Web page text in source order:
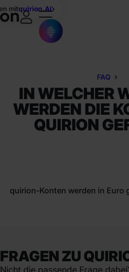
mitquirion.Ai
FAQ
IN WELCHER
WERDEN DIE
QUIRION
quirion-Konten werden in Euro
FRAGEN ZU
Nicht die passende Frage